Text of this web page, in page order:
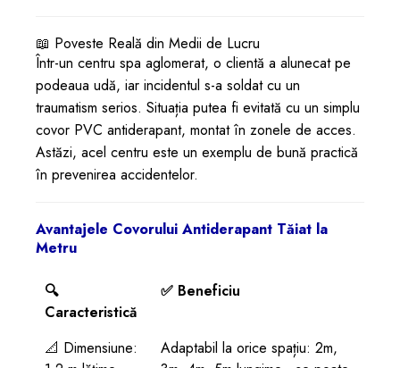
📖 Poveste Reală din Medii de Lucru
Într-un centru spa aglomerat, o clientă a alunecat pe
podeaua udă, iar incidentul s-a soldat cu un
traumatism serios. Situația putea fi evitată cu un simplu
covor PVC antiderapant, montat în zonele de acces.
Astăzi, acel centru este un exemplu de bună practică
în prevenirea accidentelor.
Avantajele Covorului Antiderapant Tăiat la
Metru
🔍
Caracteristică
✅ Beneficiu
📐 Dimensiune:
Adaptabil la orice spațiu: 2m,